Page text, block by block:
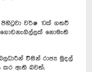
වර්ෂ 10ක් ගතවී
නොමැති
විසින් රාජ්‍ය මුදල්
කර ඇති බවත්;